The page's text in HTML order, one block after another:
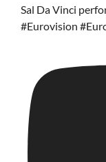
Sal Da Vinci
#Eurovision